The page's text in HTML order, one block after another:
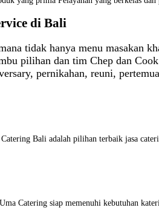
di Bali
tidak hanya menu masakan
pilihan dan tim Chep dan
pernikahan, reuni,
Bali adalah pilihan terbaik jasa
Catering siap memenuhi kebutuhan